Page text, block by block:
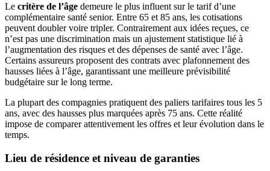
Le critère de l’âge demeure le plus influent sur le tarif d’une
complémentaire santé senior. Entre 65 et 85 ans, les cotisations
peuvent doubler voire tripler. Contrairement aux idées reçues, ce
n’est pas une discrimination mais un ajustement statistique lié à
l’augmentation des risques et des dépenses de santé avec l’âge.
Certains assureurs proposent des contrats avec plafonnement des
hausses liées à l’âge, garantissant une meilleure prévisibilité
budgétaire sur le long terme.
La plupart des compagnies pratiquent des paliers tarifaires tous les 5
ans, avec des hausses plus marquées après 75 ans. Cette réalité
impose de comparer attentivement les offres et leur évolution dans le
temps.
Lieu de résidence et niveau de garanties